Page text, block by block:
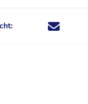
Deel dit
Deel dit
Deel dit
Deel